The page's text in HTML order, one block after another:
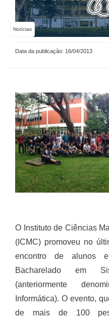
Notícias
Data da publicação: 16/04/2013
O Instituto de Ciências
(ICMC) promoveu no
encontro de alunos
Bacharelado em
(anteriormente
Informática). O evento,
de mais de 100